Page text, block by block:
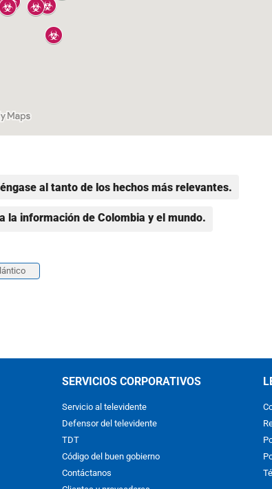
al tanto de los hechos más relevantes.
la información de Colombia y el mundo.
SERVICIOS CORPORATIVOS
Servicio al televidente
Defensor del televidente
TDT
Código del buen gobierno
Contáctanos